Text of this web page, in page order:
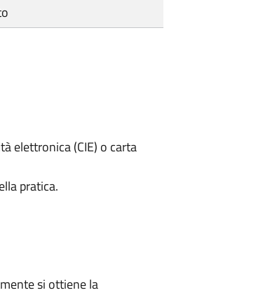
elettronica (CIE) o carta
pratica.
si ottiene la